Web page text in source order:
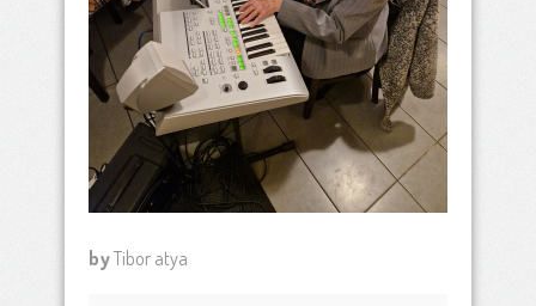
byTibor atya